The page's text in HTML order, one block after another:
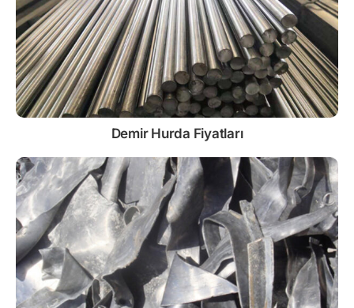
Demir Hurda Fiyatları